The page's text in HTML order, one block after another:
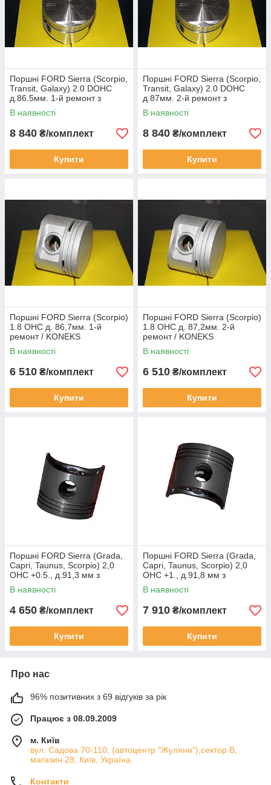
Поршні FORD Sierra (Scorpio,
Transit, Galaxy) 2.0 DOHC
д.86.5мм. 1-й ремонт з
пальцем без кілець / KONEKS
В наявності
8 840 ₴/комплект
Купити
Поршні FORD Sierra (Scorpio,
Transit, Galaxy) 2.0 DOHC
д.87мм. 2-й ремонт з
пальцем без кілець / KONEKS
В наявності
8 840 ₴/комплект
Купити
Поршні FORD Sierra (Scorpio)
1.8 OHC д. 86,7мм. 1-й
ремонт / KONEKS
В наявності
6 510 ₴/комплект
Купити
Поршні FORD Sierra (Scorpio)
1.8 OHC д. 87,2мм. 2-й
ремонт / KONEKS
В наявності
6 510 ₴/комплект
Купити
Поршні FORD Sierra (Grada,
Capri, Taunus, Scorpio) 2,0
OHC +0.5., д.91,3 мм з
пальцем без кілець /
Leaderparts
В наявності
4 650 ₴/комплект
Купити
Поршні FORD Sierra (Grada,
Capri, Taunus, Scorpio) 2,0
OHC +1., д.91,8 мм з
пальцем без кілець / KONEX
В наявності
7 910 ₴/комплект
Купити
Про нас
96% позитивних з 69 відгуків за рік
Працює з 08.09.2009
м. Київ
вул. Садова 70-110, (автоцентр "Жуляни"),сектор В,
магазин 28, Київ, Україна
Контакти